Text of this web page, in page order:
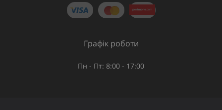
Графік роботи
Пн - Пт: 8:00 - 17:00